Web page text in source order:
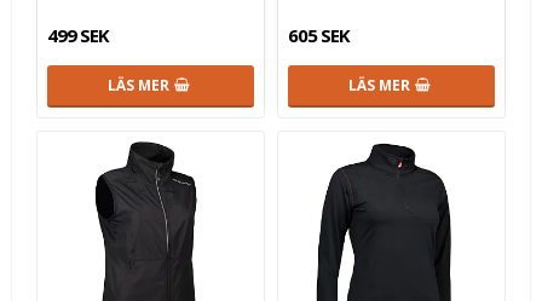
499 SEK
LÄS MER
605 SEK
LÄS MER